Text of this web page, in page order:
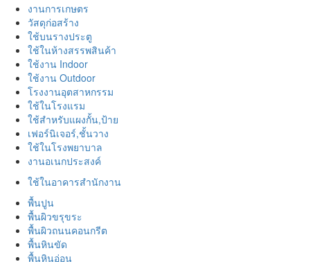
งานการเกษตร
วัสดุก่อสร้าง
ใช้บนรางประตู
ใช้ในห้างสรรพสินค้า
ใช้งาน Indoor
ใช้งาน Outdoor
โรงงานอุตสาหกรรม
ใช้ในโรงแรม
ใช้สำหรับแผงกั้น,ป้าย
เฟอร์นิเจอร์,ชั้นวาง
ใช้ในโรงพยาบาล
งานอเนกประสงค์
ใช้ในอาคารสำนักงาน
พื้นปูน
พื้นผิวขรุขระ
พื้นผิวถนนคอนกรีต
พื้นหินขัด
พื้นหินอ่อน